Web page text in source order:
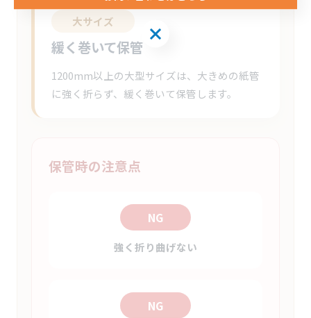
大サイズ
緩く巻いて保管
1200mm以上の大型サイズは、大きめの紙管
に強く折らず、緩く巻いて保管します。
保管時の注意点
NG
強く折り曲げない
NG